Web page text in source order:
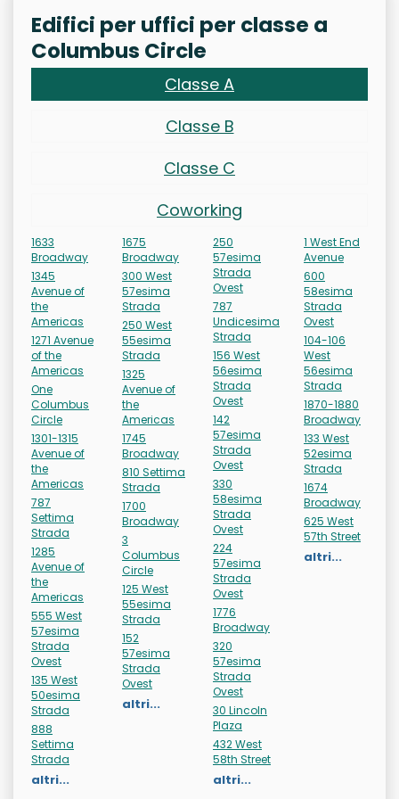
Edifici per uffici per classe a
Columbus Circle
Classe A
Classe B
Classe C
Coworking
1633
Broadway
1345
Avenue of
the
Americas
1271 Avenue
of the
Americas
One
Columbus
Circle
1301-1315
Avenue of
the
Americas
787
Settima
Strada
1285
Avenue of
the
Americas
555 West
57esima
Strada
Ovest
135 West
50esima
Strada
888
Settima
Strada
altri...
1675
Broadway
300 West
57esima
Strada
250 West
55esima
Strada
1325
Avenue of
the
Americas
1745
Broadway
810 Settima
Strada
1700
Broadway
3
Columbus
Circle
125 West
55esima
Strada
152
57esima
Strada
Ovest
altri...
250
57esima
Strada
Ovest
787
Undicesima
Strada
156 West
56esima
Strada
Ovest
142
57esima
Strada
Ovest
330
58esima
Strada
Ovest
224
57esima
Strada
Ovest
1776
Broadway
320
57esima
Strada
Ovest
30 Lincoln
Plaza
432 West
58th Street
altri...
1 West End
Avenue
600
58esima
Strada
Ovest
104-106
West
56esima
Strada
1870-1880
Broadway
133 West
52esima
Strada
1674
Broadway
625 West
57th Street
altri...